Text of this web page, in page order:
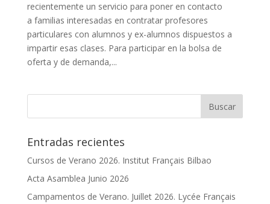
recientemente un servicio para poner en contacto
a familias interesadas en contratar profesores
particulares con alumnos y ex-alumnos dispuestos a
impartir esas clases. Para participar en la bolsa de
oferta y de demanda,...
Entradas recientes
Cursos de Verano 2026. Institut Français Bilbao
Acta Asamblea Junio 2026
Campamentos de Verano. Juillet 2026. Lycée Français